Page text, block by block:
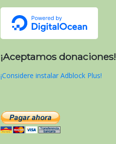
¡Aceptamos donaciones!
¡Considere instalar Adblock Plus!